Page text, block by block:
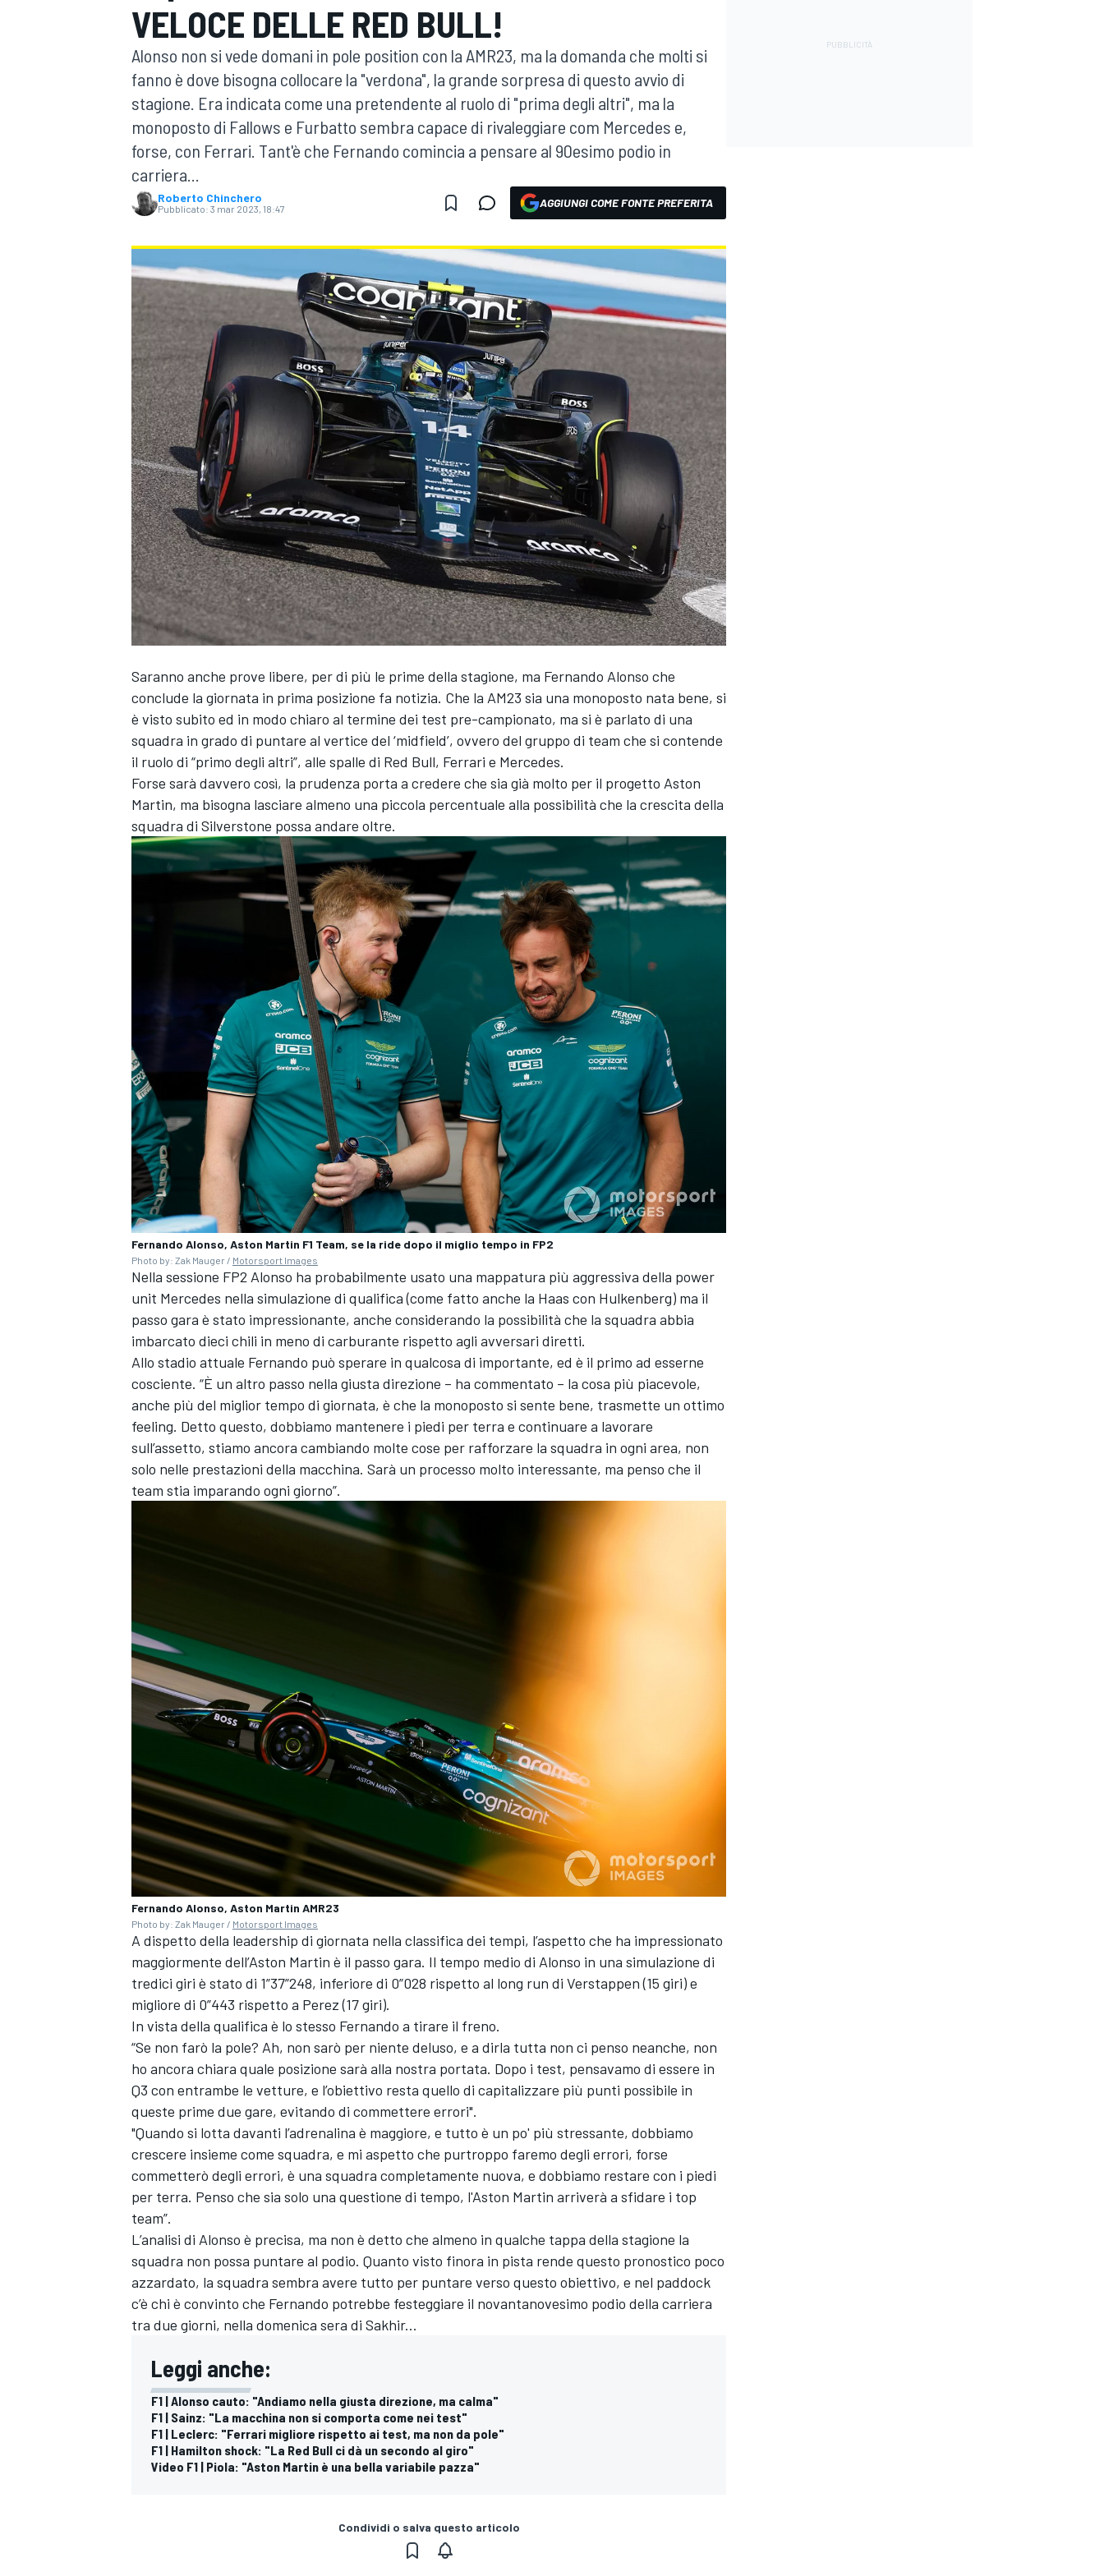
MOTOGP WEC
WRC
MONOPOSTO
ENDURANCE/GT
MONOMARCA
RALLY
VELOCE DELLE RED BULL!
Alonso non si vede domani in pole position con la AMR23, ma la domanda che molti si
fanno è dove bisogna collocare la "verdona", la grande sorpresa di questo avvio di
stagione. Era indicata come una pretendente al ruolo di "prima degli altri", ma la
monoposto di Fallows e Furbatto sembra capace di rivaleggiare com Mercedes e,
forse, con Ferrari. Tant'è che Fernando comincia a pensare al 90esimo podio in
carriera...
Roberto Chinchero
Pubblicato: 3 mar 2023, 18:47 AGGIUNGI COME FONTE PREFERITA
Saranno anche prove libere, per di più le prime della stagione, ma Fernando Alonso che
conclude la giornata in prima posizione fa notizia. Che la AM23 sia una monoposto nata bene, si
è visto subito ed in modo chiaro al termine dei test pre-campionato, ma si è parlato di una
squadra in grado di puntare al vertice del ‘midfield’, ovvero del gruppo di team che si contende
il ruolo di “primo degli altri”, alle spalle di Red Bull, Ferrari e Mercedes.
Forse sarà davvero così, la prudenza porta a credere che sia già molto per il progetto Aston
Martin, ma bisogna lasciare almeno una piccola percentuale alla possibilità che la crescita della
squadra di Silverstone possa andare oltre.
Fernando Alonso, Aston Martin F1 Team, se la ride dopo il miglio tempo in FP2
Photo by: Zak Mauger / Motorsport Images
Nella sessione FP2 Alonso ha probabilmente usato una mappatura più aggressiva della power
unit Mercedes nella simulazione di qualifica (come fatto anche la Haas con Hulkenberg) ma il
passo gara è stato impressionante, anche considerando la possibilità che la squadra abbia
imbarcato dieci chili in meno di carburante rispetto agli avversari diretti.
Allo stadio attuale Fernando può sperare in qualcosa di importante, ed è il primo ad esserne
cosciente. “È un altro passo nella giusta direzione – ha commentato – la cosa più piacevole,
anche più del miglior tempo di giornata, è che la monoposto si sente bene, trasmette un ottimo
feeling. Detto questo, dobbiamo mantenere i piedi per terra e continuare a lavorare
sull’assetto, stiamo ancora cambiando molte cose per rafforzare la squadra in ogni area, non
solo nelle prestazioni della macchina. Sarà un processo molto interessante, ma penso che il
team stia imparando ogni giorno”.
Fernando Alonso, Aston Martin AMR23
Photo by: Zak Mauger / Motorsport Images
A dispetto della leadership di giornata nella classifica dei tempi, l’aspetto che ha impressionato
maggiormente dell’Aston Martin è il passo gara. Il tempo medio di Alonso in una simulazione di
tredici giri è stato di 1”37”248, inferiore di 0”028 rispetto al long run di Verstappen (15 giri) e
migliore di 0”443 rispetto a Perez (17 giri).
In vista della qualifica è lo stesso Fernando a tirare il freno.
“Se non farò la pole? Ah, non sarò per niente deluso, e a dirla tutta non ci penso neanche, non
ho ancora chiara quale posizione sarà alla nostra portata. Dopo i test, pensavamo di essere in
Q3 con entrambe le vetture, e l’obiettivo resta quello di capitalizzare più punti possibile in
queste prime due gare, evitando di commettere errori".
"Quando si lotta davanti l’adrenalina è maggiore, e tutto è un po' più stressante, dobbiamo
crescere insieme come squadra, e mi aspetto che purtroppo faremo degli errori, forse
commetterò degli errori, è una squadra completamente nuova, e dobbiamo restare con i piedi
per terra. Penso che sia solo una questione di tempo, l'Aston Martin arriverà a sfidare i top
team”.
L’analisi di Alonso è precisa, ma non è detto che almeno in qualche tappa della stagione la
squadra non possa puntare al podio. Quanto visto finora in pista rende questo pronostico poco
azzardato, la squadra sembra avere tutto per puntare verso questo obiettivo, e nel paddock
c’è chi è convinto che Fernando potrebbe festeggiare il novantanovesimo podio della carriera
tra due giorni, nella domenica sera di Sakhir...
Leggi anche:
F1 | Alonso cauto: "Andiamo nella giusta direzione, ma calma"
F1 | Sainz: "La macchina non si comporta come nei test"
F1 | Leclerc: "Ferrari migliore rispetto ai test, ma non da pole"
F1 | Hamilton shock: "La Red Bull ci dà un secondo al giro"
Video F1 | Piola: "Aston Martin è una bella variabile pazza"
Condividi o salva questo articolo